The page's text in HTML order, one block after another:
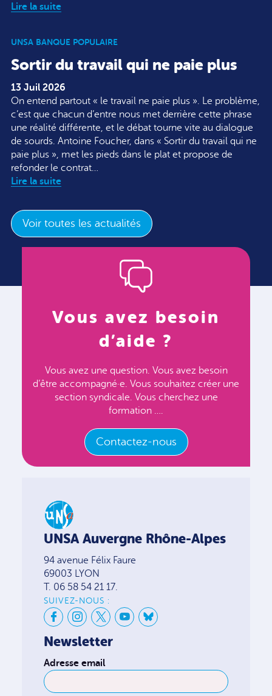
Lire la suite
UNSA BANQUE POPULAIRE
Sortir du travail qui ne paie plus
13 Juil 2026
On entend partout « le travail ne paie plus ». Le problème,
c’est que chacun d’entre nous met derrière cette phrase
une réalité différente, et le débat tourne vite au dialogue
de sourds. Antoine Foucher, dans « Sortir du travail qui ne
paie plus », met les pieds dans le plat et propose de
refonder le contrat…
Lire la suite
Voir toutes les actualités
Vous avez besoin
d’aide ?
Vous avez une question. Vous avez besoin
d’être accompagné·e. Vous souhaitez créer une
section syndicale. Vous cherchez une
formation ….
Contactez-nous
UNSA Auvergne Rhône-Alpes
94 avenue Félix Faure
69003 LYON
T. 06 58 54 21 17.
SUIVEZ-NOUS :
Newsletter
Adresse email